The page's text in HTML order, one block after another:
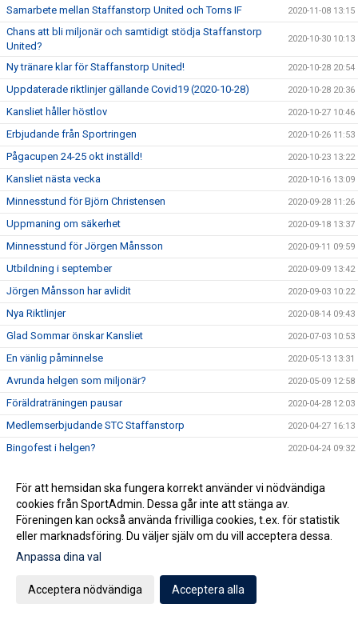
Samarbete mellan Staffanstorp United och Torns IF 2020-11-08 13:15
Chans att bli miljonär och samtidigt stödja Staffanstorp
United?
2020-10-30 10:13
Ny tränare klar för Staffanstorp United! 2020-10-28 20:54
Uppdaterade riktlinjer gällande Covid19 (2020-10-28) 2020-10-28 20:36
Kansliet håller höstlov 2020-10-27 10:46
Erbjudande från Sportringen 2020-10-26 11:53
Pågacupen 24-25 okt inställd! 2020-10-23 13:22
Kansliet nästa vecka 2020-10-16 13:09
Minnesstund för Björn Christensen 2020-09-28 11:26
Uppmaning om säkerhet 2020-09-18 13:37
Minnesstund för Jörgen Månsson 2020-09-11 09:59
Utbildning i september 2020-09-09 13:42
Jörgen Månsson har avlidit 2020-09-03 10:22
Nya Riktlinjer 2020-08-14 09:43
Glad Sommar önskar Kansliet 2020-07-03 10:53
En vänlig påminnelse 2020-05-13 13:31
Avrunda helgen som miljonär? 2020-05-09 12:58
Föräldraträningen pausar 2020-04-28 12:03
Medlemserbjudande STC Staffanstorp 2020-04-27 16:13
Bingofest i helgen? 2020-04-24 09:32
Vi ser hela tiden över vår tränarstab och är i behov av nya
krafter för åldrarna U15-U19 framöver.
Köp Bingolotter & Sverigelotter så stödjer du Staffanstorp
United!
2020-04-17 06:15
Tjejcupen 2020 är tyvärr inställd!
Virtuellt inträde 2020
För att hemsidan ska fungera korrekt använder vi nödvändiga
cookies från SportAdmin. Dessa går inte att stänga av.
Föreningen kan också använda frivilliga cookies, t.ex. för statistik
eller marknadsföring. Du väljer själv om du vill acceptera dessa.
Anpassa dina val
Acceptera nödvändiga Acceptera alla